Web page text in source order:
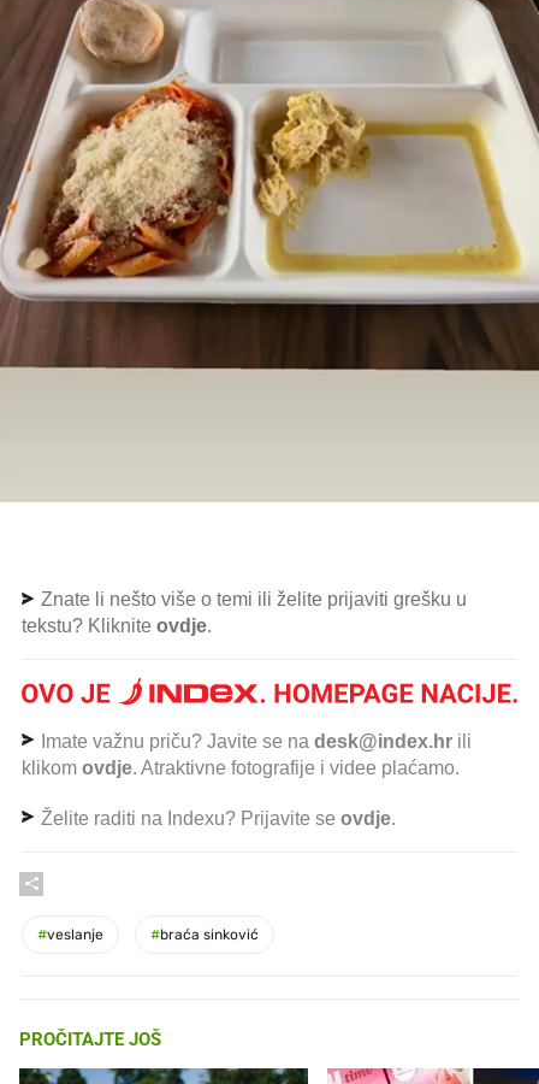
Znate li nešto više o temi ili želite prijaviti grešku u
tekstu? Kliknite ovdje.
Imate važnu priču? Javite se na desk@index.hr ili
klikom ovdje. Atraktivne fotografije i videe plaćamo.
Želite raditi na Indexu? Prijavite se ovdje.
#veslanje #braća sinković
PROČITAJTE JOŠ